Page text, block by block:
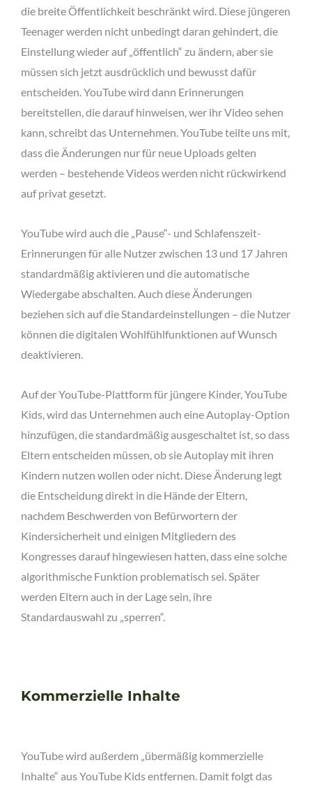
die breite Öffentlichkeit beschränkt wird. Diese jüngeren
Teenager werden nicht unbedingt daran gehindert, die
Einstellung wieder auf „öffentlich“ zu ändern, aber sie
müssen sich jetzt ausdrücklich und bewusst dafür
entscheiden. YouTube wird dann Erinnerungen
bereitstellen, die darauf hinweisen, wer ihr Video sehen
kann, schreibt das Unternehmen. YouTube teilte uns mit,
dass die Änderungen nur für neue Uploads gelten
werden – bestehende Videos werden nicht rückwirkend
auf privat gesetzt.
YouTube wird auch die „Pause“- und Schlafenszeit-
Erinnerungen für alle Nutzer zwischen 13 und 17 Jahren
standardmäßig aktivieren und die automatische
Wiedergabe abschalten. Auch diese Änderungen
beziehen sich auf die Standardeinstellungen – die Nutzer
können die digitalen Wohlfühlfunktionen auf Wunsch
deaktivieren.
Auf der YouTube-Plattform für jüngere Kinder, YouTube
Kids, wird das Unternehmen auch eine Autoplay-Option
hinzufügen, die standardmäßig ausgeschaltet ist, so dass
Eltern entscheiden müssen, ob sie Autoplay mit ihren
Kindern nutzen wollen oder nicht. Diese Änderung legt
die Entscheidung direkt in die Hände der Eltern,
nachdem Beschwerden von Befürwortern der
Kindersicherheit und einigen Mitgliedern des
Kongresses darauf hingewiesen hatten, dass eine solche
algorithmische Funktion problematisch sei. Später
werden Eltern auch in der Lage sein, ihre
Standardauswahl zu „sperren“.
Kommerzielle Inhalte
YouTube wird außerdem „übermäßig kommerzielle
Inhalte“ aus YouTube Kids entfernen. Damit folgt das